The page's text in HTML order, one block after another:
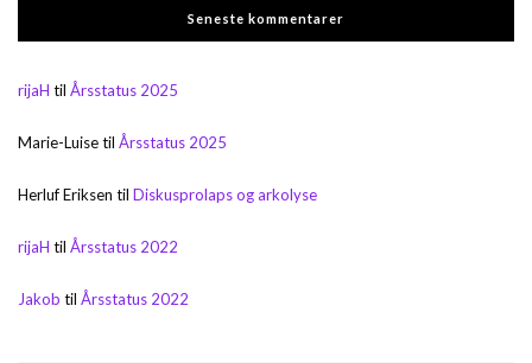
Seneste kommentarer
rijaH til Årsstatus 2025
Marie-Luisetil Årsstatus 2025
Herluf Eriksen til Diskusprolaps og arkolyse
rijaH til Årsstatus 2022
Jakob til Årsstatus 2022